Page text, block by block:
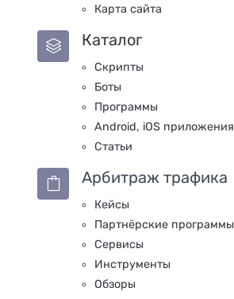
Карта сайта
Каталог
Скрипты
Боты
Программы
Android, iOS приложения
Статьи
Арбитраж трафика
Кейсы
Партнёрские программы
Сервисы
Инструменты
Обзоры